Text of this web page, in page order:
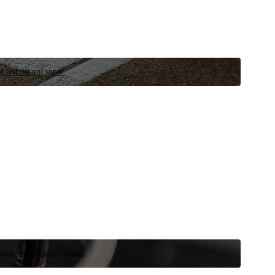
test ortamı sunar.
yedek parça bulun.